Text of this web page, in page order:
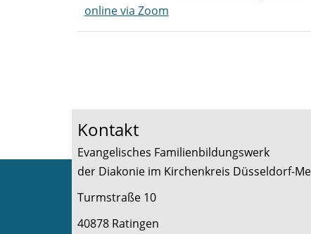
online via Zoom
Kontakt
Evangelisches Familienbildungswerk
der Diakonie im Kirchenkreis Düsseldorf-
Turmstraße 10
40878 Ratingen